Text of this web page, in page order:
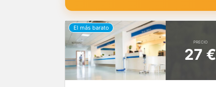
PRECIO
27 €